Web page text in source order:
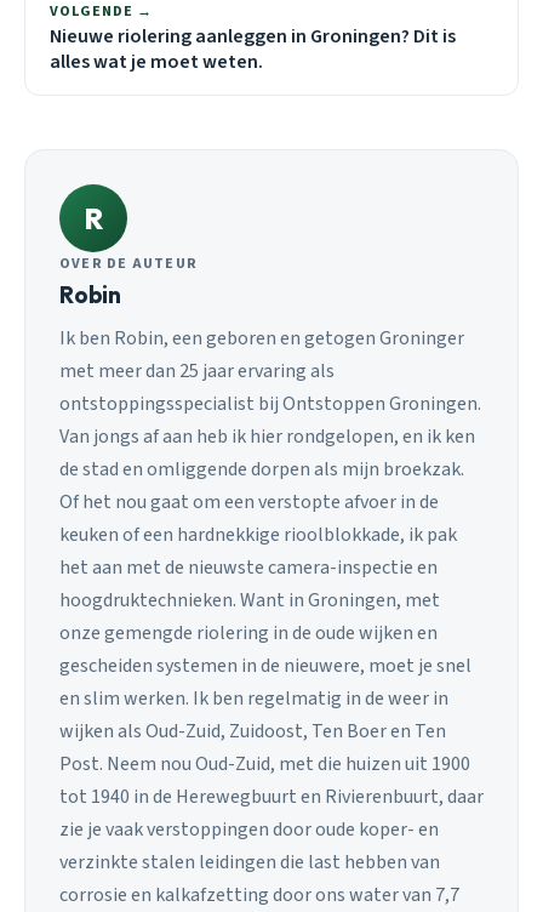
VOLGENDE →
Nieuwe riolering aanleggen in Groningen? Dit is
alles wat je moet weten.
R
OVER DE AUTEUR
Robin
Ik ben Robin, een geboren en getogen Groninger
met meer dan 25 jaar ervaring als
ontstoppingsspecialist bij Ontstoppen Groningen.
Van jongs af aan heb ik hier rondgelopen, en ik ken
de stad en omliggende dorpen als mijn broekzak.
Of het nou gaat om een verstopte afvoer in de
keuken of een hardnekkige rioolblokkade, ik pak
het aan met de nieuwste camera-inspectie en
hoogdruktechnieken. Want in Groningen, met
onze gemengde riolering in de oude wijken en
gescheiden systemen in de nieuwere, moet je snel
en slim werken. Ik ben regelmatig in de weer in
wijken als Oud-Zuid, Zuidoost, Ten Boer en Ten
Post. Neem nou Oud-Zuid, met die huizen uit 1900
tot 1940 in de Herewegbuurt en Rivierenbuurt, daar
zie je vaak verstoppingen door oude koper- en
verzinkte stalen leidingen die last hebben van
corrosie en kalkafzetting door ons water van 7,7